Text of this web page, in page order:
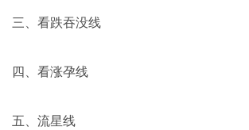
三、看跌吞没线
四、看涨孕线
五、流星线